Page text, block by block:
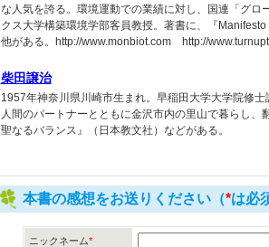
な人気を誇る。環境運動での業績に対し、国連「グ
クス大学構築環境学部客員教授。著書に、『
他がある。http://www.monbiot.com http://
柴田譲治
1957年神奈川県川崎市生まれ。早稲田大学大学院修
人間のパートナーとともに金沢市内の里山で暮らし
聖なるバランス』（日本教文社）などがある。
本書の感想をお送りください（*は必
ニックネーム*